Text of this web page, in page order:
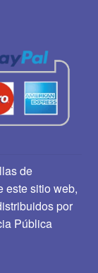
de
este sitio web,
por
Pública